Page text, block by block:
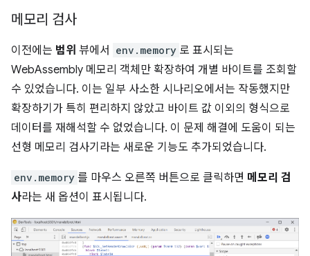
메모리 검사
이전에는 범위 뷰에서 env.memory 로 표시되는
WebAssembly 메모리 객체만 확장하여 개별 바이트를 조회할
수 있었습니다. 이는 일부 사소한 시나리오에서는 작동했지만
확장하기가 특히 편리하지 않았고 바이트 값 이외의 형식으로
데이터를 재해석할 수 없었습니다. 이 문제 해결에 도움이 되는
선형 메모리 검사기라는 새로운 기능도 추가되었습니다.
env.memory 를 마우스 오른쪽 버튼으로 클릭하면 메모리 검
사라는 새 옵션이 표시됩니다.